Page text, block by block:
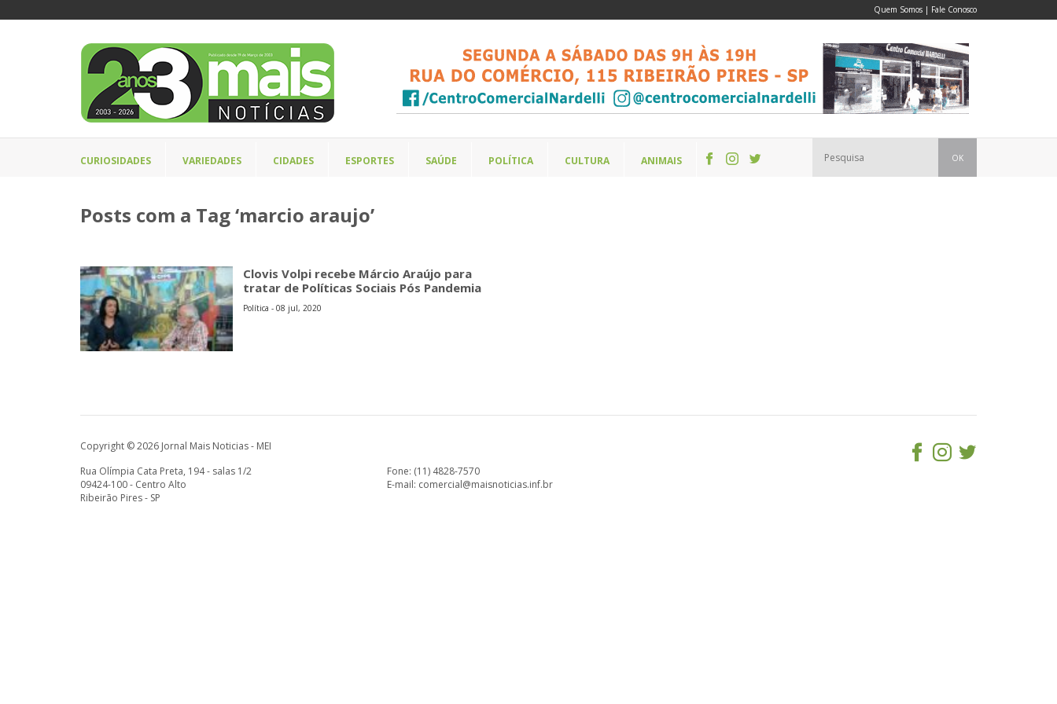
Quem Somos | Fale Conosco
CURIOSIDADES VARIEDADES CIDADES ESPORTES SAÚDE POLÍTICA CULTURA ANIMAIS OK
Posts com a Tag ‘marcio araujo’
Clovis Volpi recebe Márcio Araújo para
tratar de Políticas Sociais Pós Pandemia
Política - 08 jul, 2020
Copyright © 2026 Jornal Mais Noticias - MEI
Rua Olímpia Cata Preta, 194 - salas 1/2
09424-100 - Centro Alto
Ribeirão Pires - SP
Fone: (11) 4828-7570
E-mail: comercial@maisnoticias.inf.br